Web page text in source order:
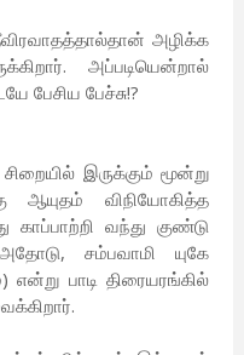
அழிக்க
அப்படியென்றால்
பேசிய பேச்சு!?
இருக்கும் மூன்று
ஆயுதம் விநியோகித்த
காப்பாற்றி வந்து குண்டு
சம்பவாமி யுகே
என்று பாடி திரையரங்கில்